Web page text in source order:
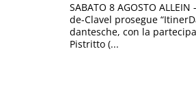
SABATO 8 AGOSTO
de-Clavel prosegue
dantesche, con la
Pistritto (...